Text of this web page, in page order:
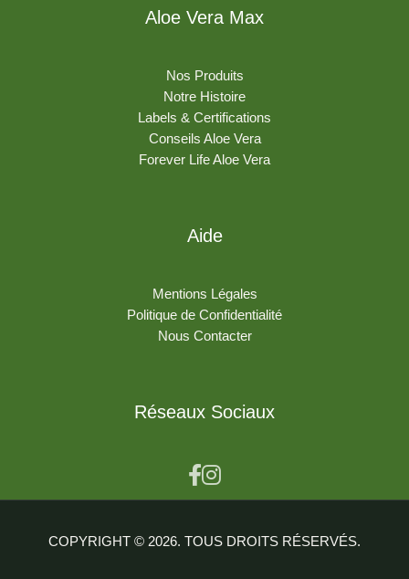
Aloe Vera Max
Nos Produits
Notre Histoire
Labels & Certifications
Conseils Aloe Vera
Forever Life Aloe Vera
Aide
Mentions Légales
Politique de Confidentialité
Nous Contacter
Réseaux Sociaux
COPYRIGHT © 2026. TOUS DROITS RÉSERVÉS.